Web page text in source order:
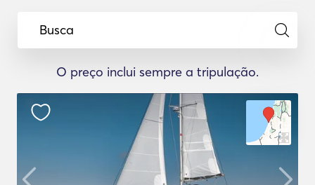
Busca
O preço inclui sempre a tripulação.